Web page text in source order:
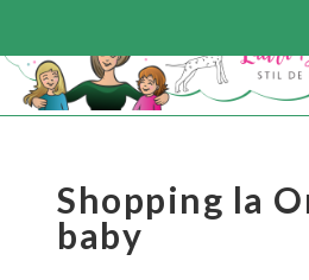
Shopping la
baby